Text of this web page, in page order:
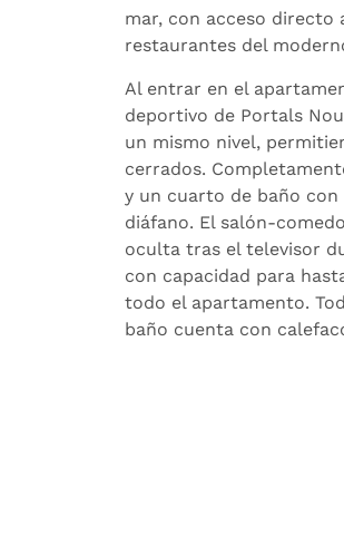
mar, con acceso directo
restaurantes del
Al entrar en el
deportivo de Portals
un mismo nivel,
cerrados.
y un cuarto de baño con
diáfano. El salón-
oculta tras el televisor
con capacidad para
todo el apartamento.
baño cuenta con